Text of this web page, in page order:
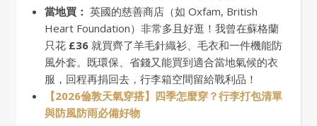
當地買： 英國的慈善商店（如 Oxfam, British
Heart Foundation）非常多且好逛！我曾在蘇格蘭
只花 £36 就買齊了羊毛針織衫、毛衣和一件機能防
風外套。既環保、省錢又能買到適合當地氣候的衣
服，回程再捐回去，行李箱空間留給戰利品！
【2026倫敦天氣穿搭】四季怎麼穿？行李打包清單
與防風防雨必備好物